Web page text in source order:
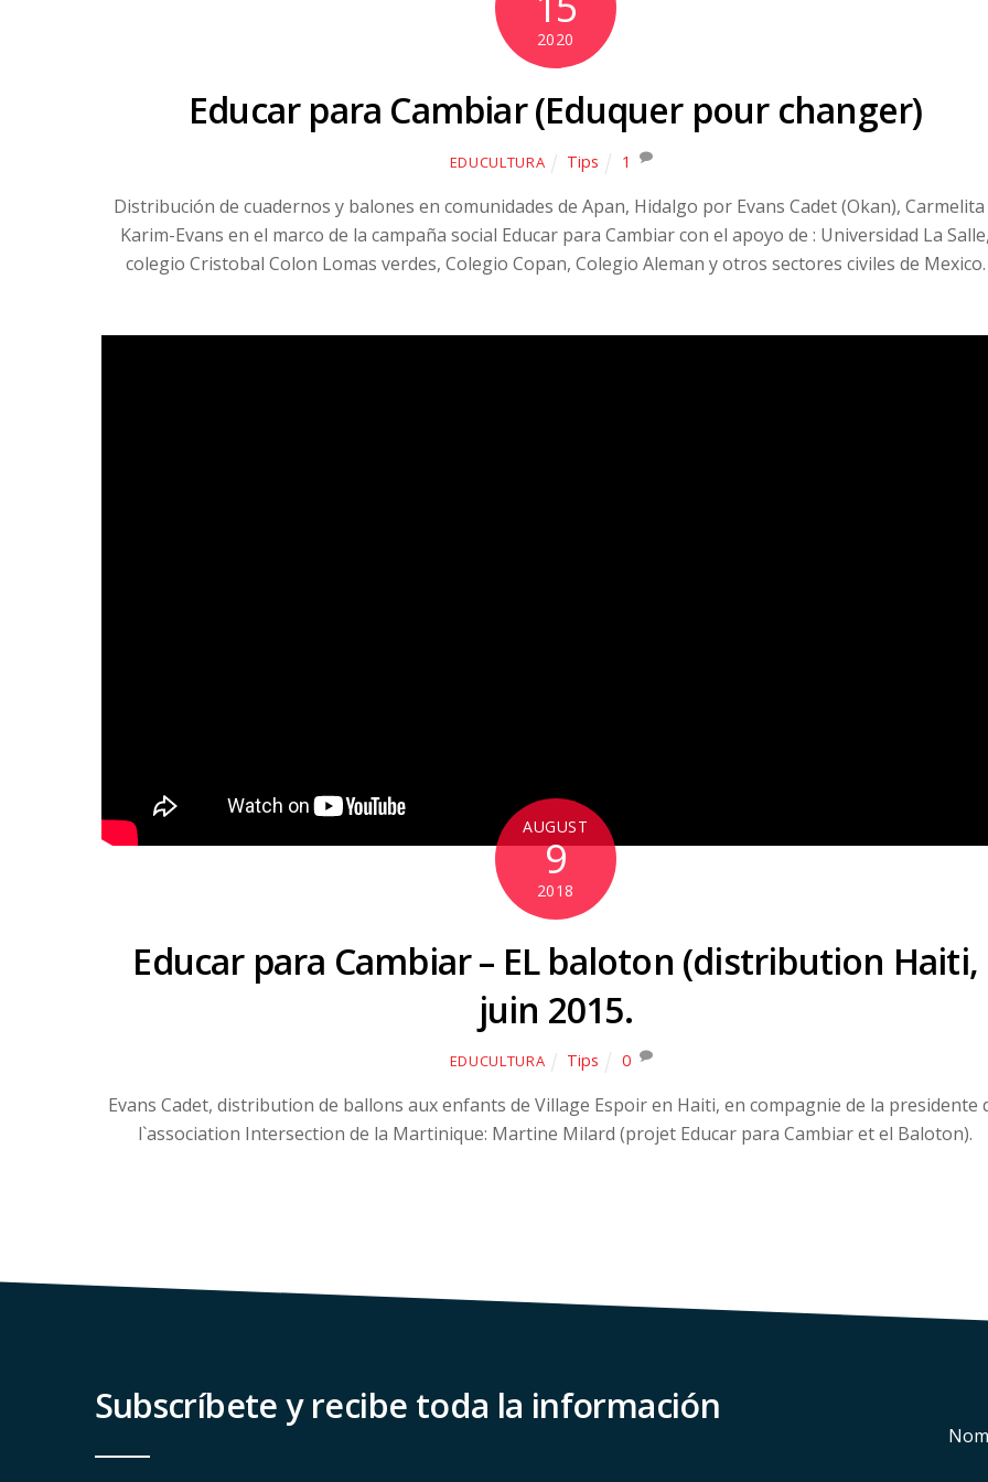
2020
Educar para Cambiar (Eduquer pour changer)
EDUCULTURA Tips 1
Distribución de cuadernos y balones en comunidades de Apan, Hidalgo por Evans Cadet (Okan), Carmelita
Karim-Evans en el marco de la campaña social Educar para Cambiar con el apoyo de : Universidad La
colegio Cristobal Colon Lomas verdes, Colegio Copan, Colegio Aleman y otros sectores civiles de Mexico.
AUGUST
9
2018
Educar para Cambiar – EL baloton (distribution Haiti,
juin 2015.
EDUCULTURA Tips 0
Evans Cadet, distribution de ballons aux enfants de Village Espoir en Haiti, en compagnie de la presidente
l`association Intersection de la Martinique: Martine Milard (projet Educar para Cambiar et el Baloton).
Subscríbete y recibe toda la información